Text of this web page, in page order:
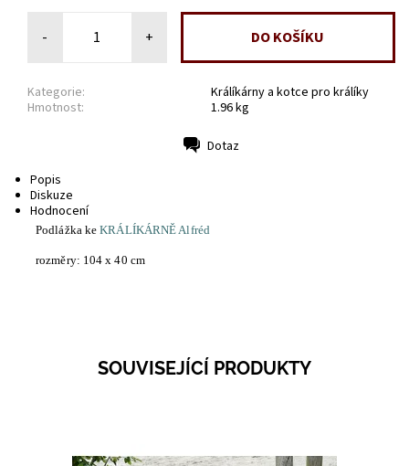
- +
Kategorie:
Králíkárny a kotce pro králíky
Hmotnost:
1.96 kg
Dotaz
Popis
Diskuze
Hodnocení
Podlážka keKRÁLÍKÁRNĚ Alfréd
rozměry: 104 x 40 cm
SOUVISEJÍCÍ PRODUKTY